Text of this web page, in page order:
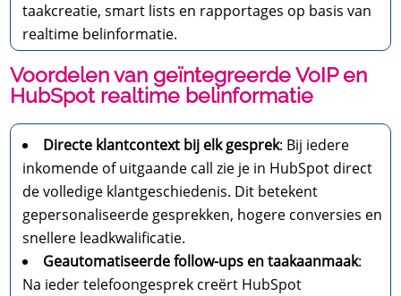
taakcreatie, smart lists en rapportages op basis van
realtime belinformatie.
Voordelen van geïntegreerde VoIP en
HubSpot realtime belinformatie
Directe klantcontext bij elk gesprek: Bij iedere
inkomende of uitgaande call zie je in HubSpot direct
de volledige klantgeschiedenis. Dit betekent
gepersonaliseerde gesprekken, hogere conversies en
snellere leadkwalificatie.
Geautomatiseerde follow-ups en taakaanmaak:
Na ieder telefoongesprek creërt HubSpot